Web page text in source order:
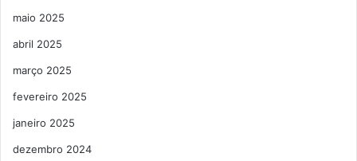
maio 2025
abril 2025
março 2025
fevereiro 2025
janeiro 2025
dezembro 2024